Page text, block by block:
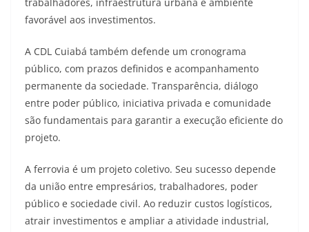
favorável aos investimentos.
A CDL Cuiabá também defende um cronograma
público, com prazos definidos e acompanhamento
permanente da sociedade. Transparência, diálogo
entre poder público, iniciativa privada e comunidade
são fundamentais para garantir a execução eficiente do
projeto.
A ferrovia é um projeto coletivo. Seu sucesso depende
da união entre empresários, trabalhadores, poder
público e sociedade civil. Ao reduzir custos logísticos,
atrair investimentos e ampliar a atividade industrial,